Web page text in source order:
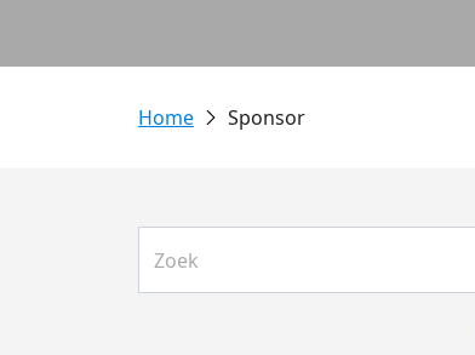
Sponsor